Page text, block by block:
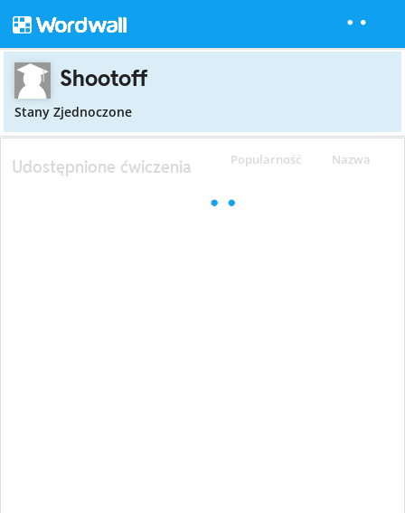
Shootoff
Stany Zjednoczone
Popularność Nazwa
Udostępnione ćwiczenia